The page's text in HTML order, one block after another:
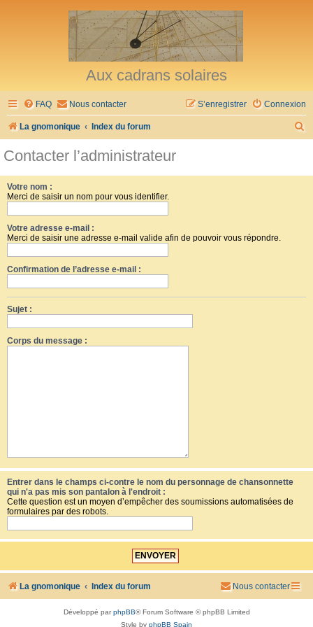
Aux cadrans solaires
FAQ Nous contacter Connexion
S’enregistrer
La gnomonique Index du forum
Contacter l’administrateur
Votre nom :
Merci de saisir un nom pour vous identifier.
Votre adresse e-mail :
Merci de saisir une adresse e-mail valide afin de pouvoir vous répondre.
Confirmation de l’adresse e-mail :
Sujet :
Corps du message :
Entrer dans le champs ci-contre le nom du personnage de chansonnette
qui n'a pas mis son pantalon à l'endroit :
Cette question est un moyen d’empêcher des soumissions automatisées de
formulaires par des robots.
La gnomonique Index du forum Nous contacter
Développé parphpBB® Forum Software © phpBB Limited
Style by phpBB Spain